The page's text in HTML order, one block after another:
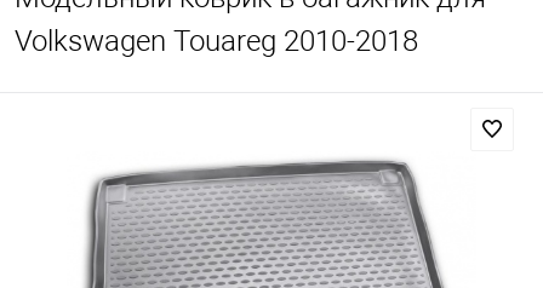
Volkswagen Touareg 2010-2018